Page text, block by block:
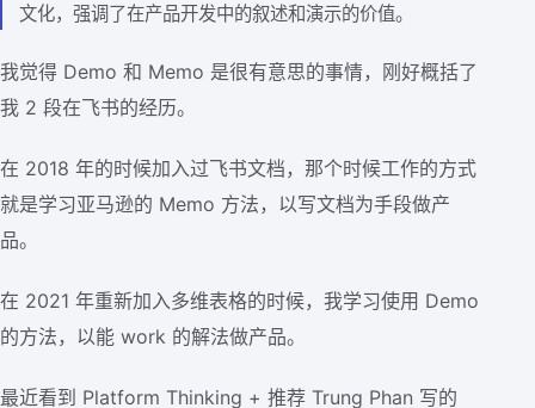
文化，强调了在产品开发中的叙述和演示的价值。
我觉得 Demo 和 Memo 是很有意思的事情，刚好概括了
我 2 段在飞书的经历。
在 2018 年的时候加入过飞书文档，那个时候工作的方式
就是学习亚马逊的 Memo 方法，以写文档为手段做产
品。
在 2021 年重新加入多维表格的时候，我学习使用 Demo
的方法，以能 work 的解法做产品。
最近看到 Platform Thinking + 推荐 Trung Phan 写的